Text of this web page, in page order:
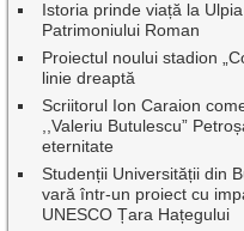
Istoria prinde viață la
Patrimoniului Roman
Proiectul noului stadion
linie dreaptă
Scriitorul Ion Caraion
,,Valeriu Butulescu”
eternitate
Studenții Universității din
vară într-un proiect cu
UNESCO Țara Hațegului